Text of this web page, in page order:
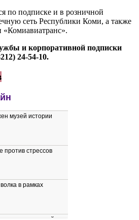
по подписке и в розничной
сеть Республики Коми, а также
«Комиавиатранс».
и корпоративной подписки
24-54-10.